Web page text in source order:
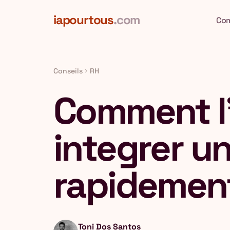
iapourtous.com
Conseils chevron_right RH
Comment
integrer
Toni Dos Santos